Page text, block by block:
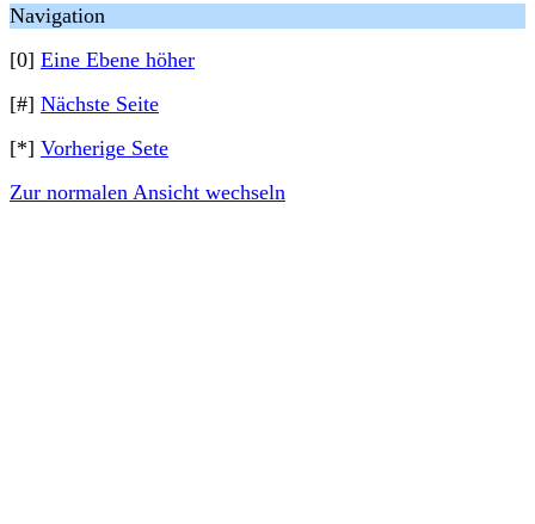
Navigation
[0] Eine Ebene höher
[#] Nächste Seite
[*] Vorherige Sete
Zur normalen Ansicht wechseln